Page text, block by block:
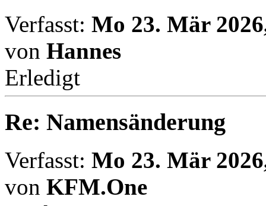
Verfasst: Mo 23. Mär
von Hannes
Erledigt
Re: Namensänderung
Verfasst: Mo 23. Mär
von KFM.One